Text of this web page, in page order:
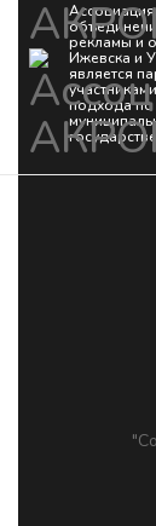
рекламы и
Ижевска и
является
подхода по